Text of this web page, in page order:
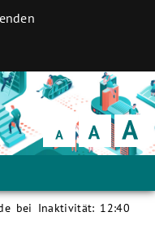
Schrift
klein Schrift
normal Schrift
groß
bei Inaktivität: 12:40